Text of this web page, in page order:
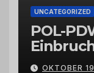
UNCATEGORIZED
POL-
Wittlich
OKTOBER